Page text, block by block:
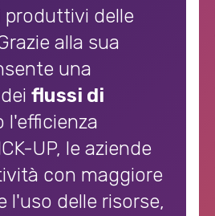
produttivi delle
alla sua
una
flussi di
l'efficienza
UP, le aziende
con maggiore
l'uso delle risorse,